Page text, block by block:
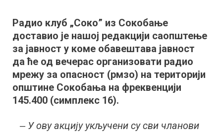
клуба
„Соко”
Радио клуб „Соко” из Сокобање
доставио је нашој редакцији саопштење
за јавност у коме обавештава јавност
да ће од вечерас организовати радио
мрежу за опасност (рмзо) на територији
општине Сокобања на фреквенцији
145.400 (симплекс 16).
‒ У ову акцију укључени су сви чланови